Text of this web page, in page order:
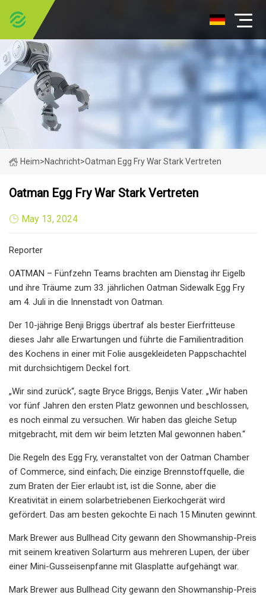
Heim>Nachricht>Oatman Egg Fry War Stark Vertreten
Oatman Egg Fry War Stark Vertreten
May 13, 2024
Reporter
OATMAN – Fünfzehn Teams brachten am Dienstag ihr Eigelb
und ihre Träume zum 33. jährlichen Oatman Sidewalk Egg Fry
am 4. Juli in die Innenstadt von Oatman.
Der 10-jährige Benji Briggs übertraf als bester Eierfritteuse
dieses Jahr alle Erwartungen und führte die Familientradition
des Kochens in einer mit Folie ausgekleideten Pappschachtel
mit durchsichtigem Deckel fort.
„Wir sind zurück“, sagte Bryce Briggs, Benjis Vater. „Wir haben
vor fünf Jahren den ersten Platz gewonnen und beschlossen,
es noch einmal zu versuchen. Wir haben das gleiche Setup
mitgebracht, mit dem wir beim letzten Mal gewonnen haben.“
Die Regeln des Egg Fry, veranstaltet von der Oatman Chamber
of Commerce, sind einfach; Die einzige Brennstoffquelle, die
zum Braten der Eier erlaubt ist, ist die Sonne, aber die
Kreativität in einem solarbetriebenen Eierkochgerät wird
gefördert. Das am besten gekochte Ei nach 15 Minuten gewinnt.
Mark Brewer aus Bullhead City gewann den Showmanship-Preis
mit seinem kreativen Solarturm aus mehreren Lupen, der über
einer Mini-Gusseisenpfanne mit Glasplatte aufgehängt war.
Mark Brewer aus Bullhead City gewann den Showmanship-Preis